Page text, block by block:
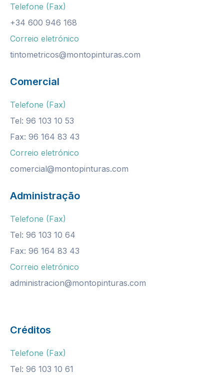
Telefone (Fax)
+34 600 946 168
Correio eletrónico
tintometricos@montopinturas.com
Comercial
Telefone (Fax)
Tel: 96 103 10 53
Fax: 96 164 83 43
Correio eletrónico
comercial@montopinturas.com
Administração
Telefone (Fax)
Tel: 96 103 10 64
Fax: 96 164 83 43
Correio eletrónico
administracion@montopinturas.com
Créditos
Telefone (Fax)
Tel: 96 103 10 61